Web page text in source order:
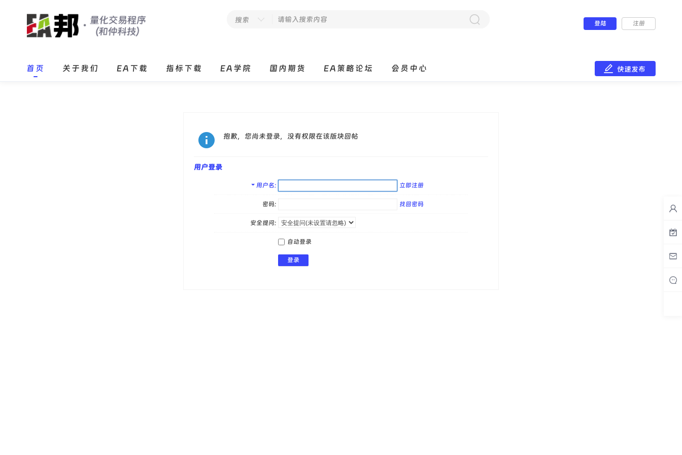
搜索 登陆 注册
首页 关于我们 EA下载 指标下载 EA学院 国内期货 EA策略论坛 会员中心 快速发布
抱歉，您尚未登录，没有权限在该版块回帖
用户登录
用户名 立即注册
密码: 找回密码
安全提问:
自动登录
登录